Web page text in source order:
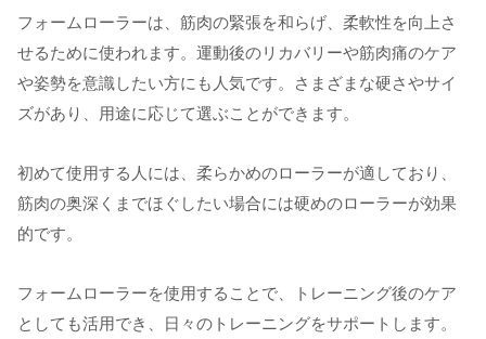
フォームローラーは、筋肉の緊張を和らげ、柔軟性を向上さ
せるために使われます。運動後のリカバリーや筋肉痛のケア
や姿勢を意識したい方にも人気です。さまざまな硬さやサイ
ズがあり、用途に応じて選ぶことができます。
初めて使用する人には、柔らかめのローラーが適しており、
筋肉の奥深くまでほぐしたい場合には硬めのローラーが効果
的です。
フォームローラーを使用することで、トレーニング後のケア
としても活用でき、日々のトレーニングをサポートします。